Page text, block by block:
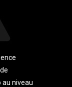
au niveau